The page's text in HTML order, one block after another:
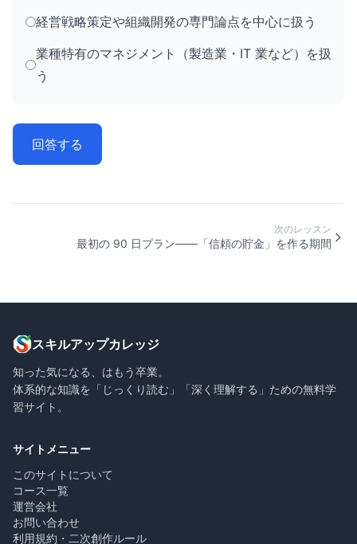
経営戦略策定や組織開発の専門論点を中心に扱う
業種特有のマネジメント（製造業・IT 業など）を扱
う
回答する
次のレッスン
最初の 90 日プラン——「信頼の貯金」を作る期間
スキルアップカレッジ
知った気になる、はもう卒業。
体系的な知識を「じっくり読む」「深く理解する」ための無料学
習サイト。
サイトメニュー
このサイトについて
コース一覧
運営会社
お問い合わせ
利用規約・二次創作ルール